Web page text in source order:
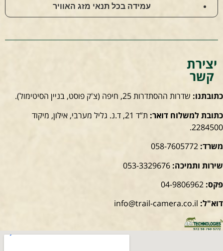
עמידה בכל תנאי מזג האוויר
יצירת
קשר
כתובתנו: שדרות ההסתדרות 25, חיפה
(צ'ק פוסט, בניין הסיטימול).
כתובת למשלוח דואר:
ת”ד 21, ד.נ. גליל מערבי, אילון, מיקוד
2284500.
משרד: 058-7605772
שירות ותמיכה: 053-3329676
פקס: 04-9806962
דוא"ל: info@trail-camera.co.il